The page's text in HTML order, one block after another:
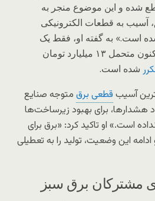
شده و این موضوع منجر به
آسیب به قطعات الکترونیکی
است.» به گفته او، فقط یک
شرکت متوسط، تا کنون متحمل ۱۳ میلیارد تومان
شده است.
آسیب قطعی برق متوجه صنایع
هشدارها، برای بهبود زیرساخت‌ها
است.» او تاکید کرد: «برق برای
این وضعیت، تولید را به تعطیلی
مشترکان برق سبز